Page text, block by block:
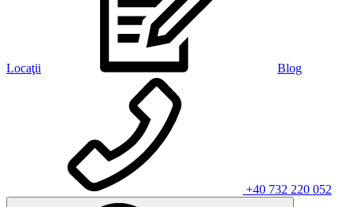
Locaţii Blog
+40 732 220 052